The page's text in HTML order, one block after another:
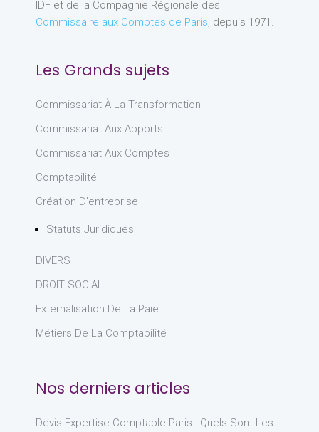
IDF et de la Compagnie Régionale des
Commissaire aux Comptes de Paris , depuis 1971.
Les Grands sujets
Commissariat À La Transformation
Commissariat Aux Apports
Commissariat Aux Comptes
Comptabilité
Création D'entreprise
Statuts Juridiques
DIVERS
DROIT SOCIAL
Externalisation De La Paie
Métiers De La Comptabilité
Nos derniers articles
Devis Expertise Comptable Paris : Quels Sont Les